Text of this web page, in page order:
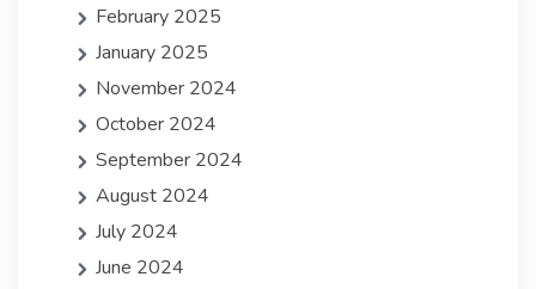
February 2025
January 2025
November 2024
October 2024
September 2024
August 2024
July 2024
June 2024